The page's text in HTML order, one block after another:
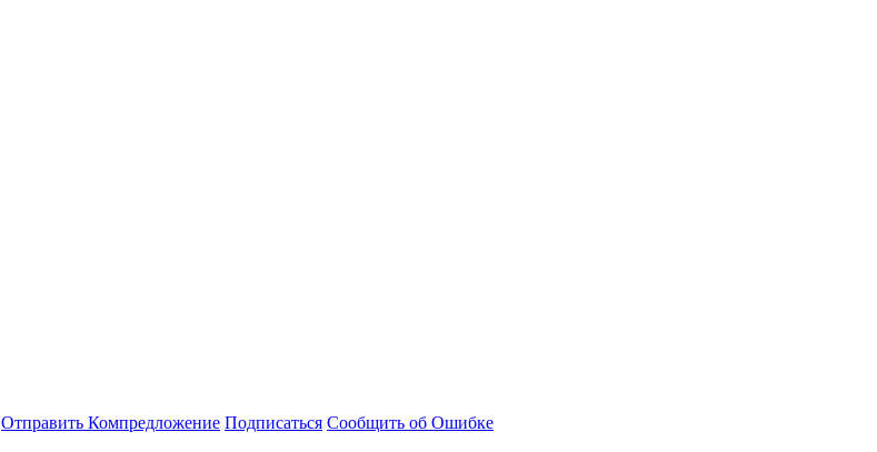
Отправить Компредложение Подписаться Сообщить об Ошибке